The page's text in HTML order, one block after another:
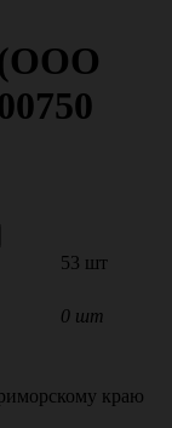
(ООО
53 шт
0 шт
краю